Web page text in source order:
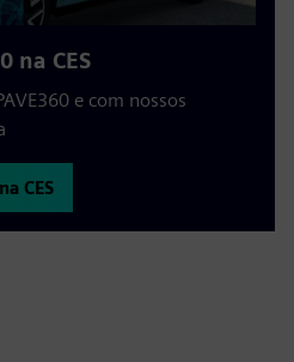
na CES
e com nossos
CES